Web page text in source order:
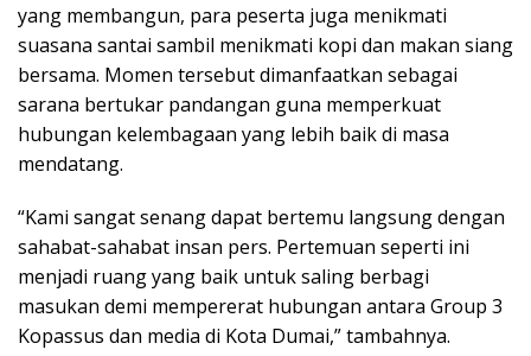
yang membangun, para peserta juga menikmati
suasana santai sambil menikmati kopi dan makan siang
bersama. Momen tersebut dimanfaatkan sebagai
sarana bertukar pandangan guna memperkuat
hubungan kelembagaan yang lebih baik di masa
mendatang.
“Kami sangat senang dapat bertemu langsung dengan
sahabat-sahabat insan pers. Pertemuan seperti ini
menjadi ruang yang baik untuk saling berbagi
masukan demi mempererat hubungan antara Group 3
Kopassus dan media di Kota Dumai,” tambahnya.